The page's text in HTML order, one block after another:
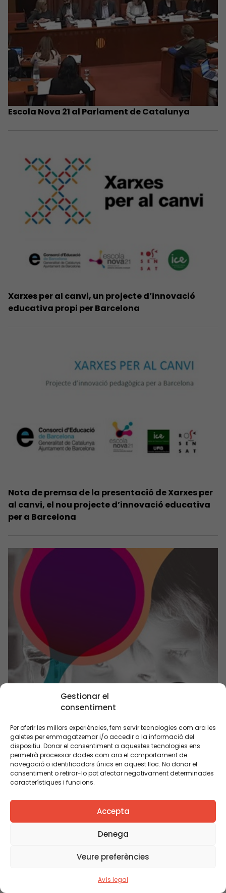
Gestionar el
consentiment
Per oferir les millors experiències, fem servir tecnologies com ara les
galetes per emmagatzemar i/o accedir a la informació del
dispositiu. Donar el consentiment a aquestes tecnologies ens
permetrà processar dades com ara el comportament de
navegació o identificadors únics en aquest lloc. No donar el
consentiment o retirar-lo pot afectar negativament determinades
característiques i funcions.
Accepta
Denega
Veure preferències
Avís legal
Escola Nova 21 al Parlament de Catalunya
Xarxes per al canvi, un projecte d’innovació
educativa propi per Barcelona
Nota de premsa de la presentació de Xarxes per
al canvi, el nou projecte d’innovació educativa
per a Barcelona
Aquest gener Escola Nova 21 constituïrà la
cinquantena de xarxes territorials
d’aprenentatge col·laboratiu i la mostra
representativa de 30 centres per al pla pilot